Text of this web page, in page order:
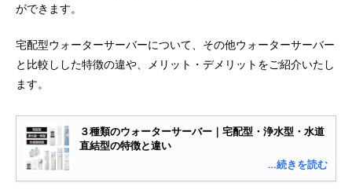
ができます。
宅配型ウォーターサーバーについて、その他ウォーターサーバー
と比較しした特徴の違や、メリット・デメリットをご紹介いたし
ます。
３種類のウォーターサーバー｜宅配型・浄水型・水道
直結型の特徴と違い
…続きを読む